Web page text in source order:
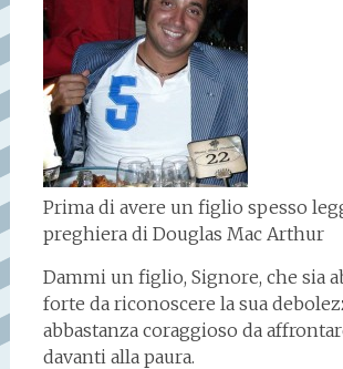
Prima di avere un figlio spesso
preghiera di Douglas Mac Arthur
Dammi un figlio, Signore, che sia
forte da riconoscere la sua
abbastanza coraggioso da
davanti alla paura.